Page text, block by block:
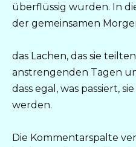
überflüssig wurden. In
der gemeinsamen
das Lachen, das sie
anstrengenden Tagen
dass egal, was passiert,
werden.
Die Kommentarspalte